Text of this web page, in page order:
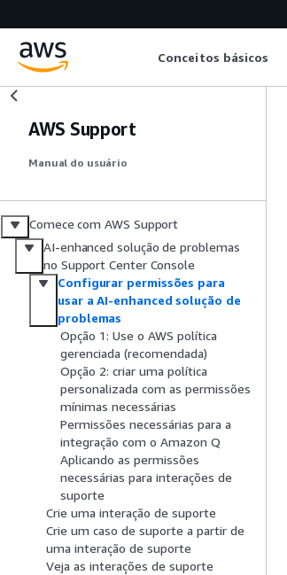
Conceitos básicos
AWS Support
Manual do usuário
Comece com AWS Support
AI-enhanced solução de problemas
no Support Center Console
Configurar permissões para
usar a AI-enhanced solução de
problemas
Opção 1: Use o AWS política
gerenciada (recomendada)
Opção 2: criar uma política
personalizada com as permissões
mínimas necessárias
Permissões necessárias para a
integração com o Amazon Q
Aplicando as permissões
necessárias para interações de
suporte
Crie uma interação de suporte
Crie um caso de suporte a partir de
uma interação de suporte
Veja as interações de suporte